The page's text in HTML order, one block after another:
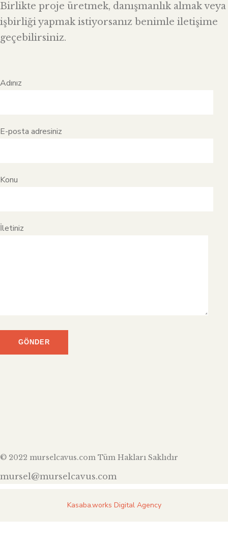
Birlikte proje üretmek, danışmanlık almak veya
işbirliği yapmak istiyorsanız benimle iletişime
geçebilirsiniz.
Adınız
E-posta adresiniz
Konu
İletiniz
© 2022 murselcavus.com Tüm Hakları Saklıdır
mursel@murselcavus.com
Kasaba.works Digital Agency